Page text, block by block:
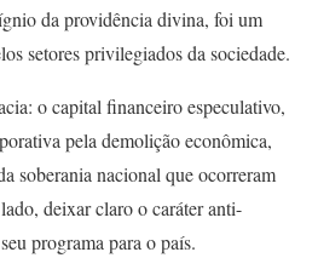
da providência divina, foi um
setores privilegiados da sociedade.
o capital financeiro especulativo,
pela demolição econômica,
soberania nacional que ocorreram
deixar claro o caráter anti-
programa para o país.